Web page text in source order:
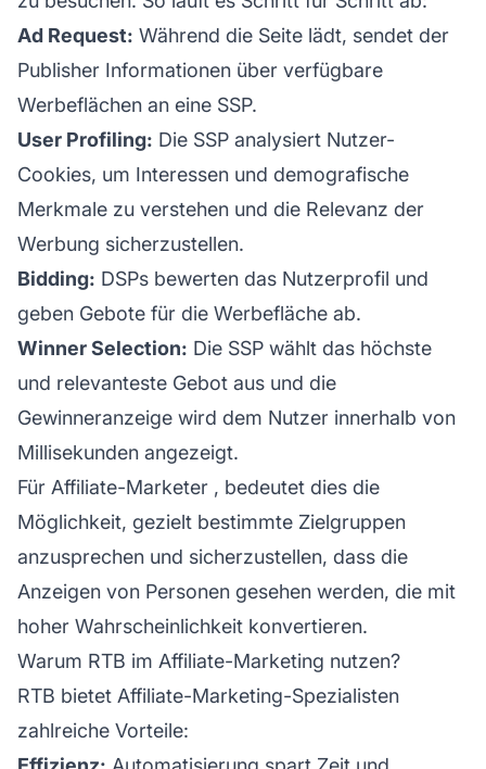
Ad Request: Während die Seite lädt, sendet der
Publisher Informationen über verfügbare
Werbeflächen an eine SSP.
User Profiling: Die SSP analysiert Nutzer-
Cookies, um Interessen und demografische
Merkmale zu verstehen und die Relevanz der
Werbung sicherzustellen.
Bidding: DSPs bewerten das Nutzerprofil und
geben Gebote für die Werbefläche ab.
Winner Selection: Die SSP wählt das höchste
und relevanteste Gebot aus und die
Gewinneranzeige wird dem Nutzer innerhalb von
Millisekunden angezeigt.
Für Affiliate-Marketer , bedeutet dies die
Möglichkeit, gezielt bestimmte Zielgruppen
anzusprechen und sicherzustellen, dass die
Anzeigen von Personen gesehen werden, die mit
hoher Wahrscheinlichkeit konvertieren.
Warum RTB im Affiliate-Marketing nutzen?
RTB bietet Affiliate-Marketing-Spezialisten
zahlreiche Vorteile: